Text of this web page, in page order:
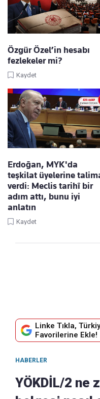
Özgür Özel’in hesabı
fezlekeler mi?
Kaydet
Erdoğan, MYK'da
teşkilat üyelerine
verdi: Meclis tarihî bir
adım attı, bunu iyi
anlatın
Kaydet
Linke Tıkla,
Favorilerine Ekle!
HABERLER
YÖKDİL/2 ne